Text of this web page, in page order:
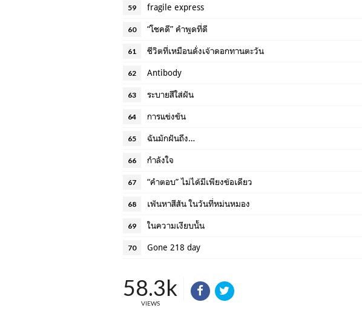
59 fragile express
60 “โชคดี” คำพูดที่ดี
61 ชีวิตที่เหมือนดั่งเจ้าดอกทานตะวัน
62 Antibody
63 ระบายสีใส่ฝัน
64 การแข่งขัน
65 ฉันมักฝันถึง…
66 กำลังใจ
67 “คำตอบ” ไม่ได้มีเพียงข้อเดียว
68 เฟ้นหาสีสัน ในวันที่หม่นหมอง
69 ในความเงียบนั้น
70 Gone 218 day
58.3k
VIEWS